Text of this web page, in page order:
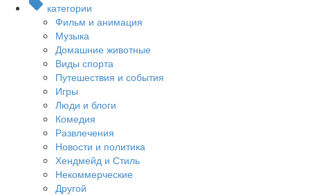
категории
Фильм и анимация
Музыка
Домашние животные
Виды спорта
Путешествия и события
Игры
Люди и блоги
Комедия
Развлечения
Новости и политика
Хендмейд и Стиль
Некоммерческие
Другой